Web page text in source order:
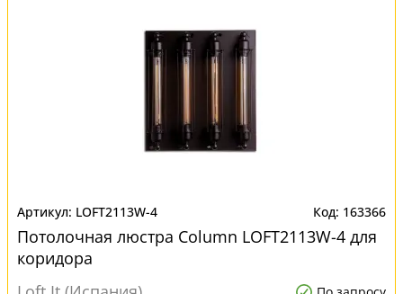
LOFT2113W-4 163366
Потолочная люстра Column LOFT2113W-4 для
коридора